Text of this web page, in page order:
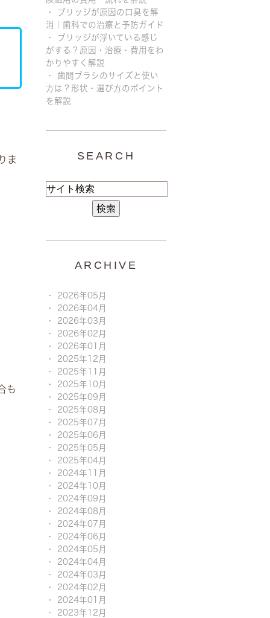
ま
も
ブリッジが原因の口臭を解
消｜歯科での治療と予防ガイド
ブリッジが浮いている感じ
がする？原因・治療・費用をわ
かりやすく解説
歯間ブラシのサイズと使い
方は？形状・選び方のポイント
を解説
SEARCH
ARCHIVE
2026年05月
2026年04月
2026年03月
2026年02月
2026年01月
2025年12月
2025年11月
2025年10月
2025年09月
2025年08月
2025年07月
2025年06月
2025年05月
2025年04月
2024年11月
2024年10月
2024年09月
2024年08月
2024年07月
2024年06月
2024年05月
2024年04月
2024年03月
2024年02月
2024年01月
2023年12月